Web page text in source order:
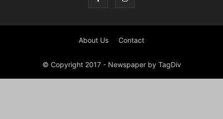
About Us Contact
© Copyright 2017 - Newspaper by TagDiv